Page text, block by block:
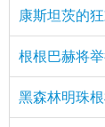
康斯坦茨的
根根巴赫将
黑森林明珠